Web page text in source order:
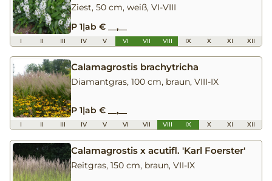
Ziest, 50 cm, weiß, VI-VIII
P 1|ab € __,__
I II III IV V VI VII VIII IX X XI XII
Calamagrostis brachytricha
Diamantgras, 100 cm, braun, VIII-IX
P 1|ab € __,__
I II III IV V VI VII VIII IX X XI XII
Calamagrostis x acutifl. 'Karl Foerster'
Reitgras, 150 cm, braun, VII-IX